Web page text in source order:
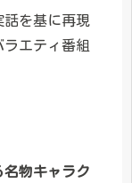
話を基に再現
エティ番組
名物キャラク